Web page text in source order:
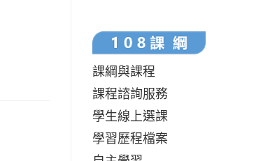
課綱與課程
課程諮詢服務
學生線上選課
學習歷程檔案